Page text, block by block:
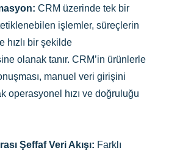
CRM üzerinde tek bir
işlemler, süreçlerin
hızlı bir şekilde
olanak tanır. CRM’in ürünlerle
manuel veri girişini
operasyonel hızı ve doğruluğu
Şeffaf Veri Akışı: Farklı